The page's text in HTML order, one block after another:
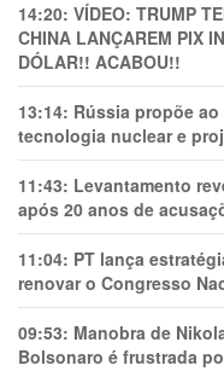
14:20: VÍDEO: TRUMP
CHINA LANÇAREM PIX
DÓLAR!! ACABOU!!
13:14: Rússia propõe
tecnologia nuclear e
11:43: Levantamento
após 20 anos de
11:04: PT lança
renovar o Congresso
09:53: Manobra de
Bolsonaro é frustrada